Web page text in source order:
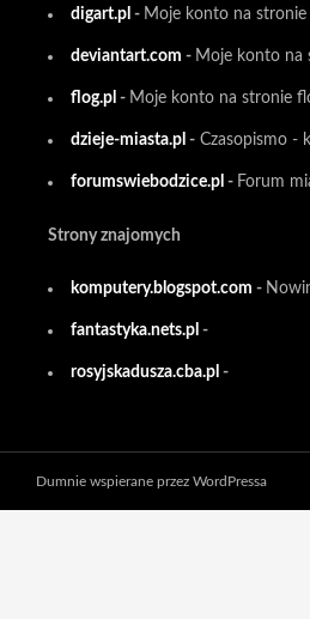
digart.pl - Moje konto na stronie
deviantart.com - Moje konto na
flog.pl - Moje konto na stronie
dzieje-miasta.pl - Czasopismo -
forumswiebodzice.pl - Forum
Strony znajomych
komputery.blogspot.com -
fantastyka.nets.pl -
rosyjskadusza.cba.pl -
Dumnie wspierane przez WordPressa